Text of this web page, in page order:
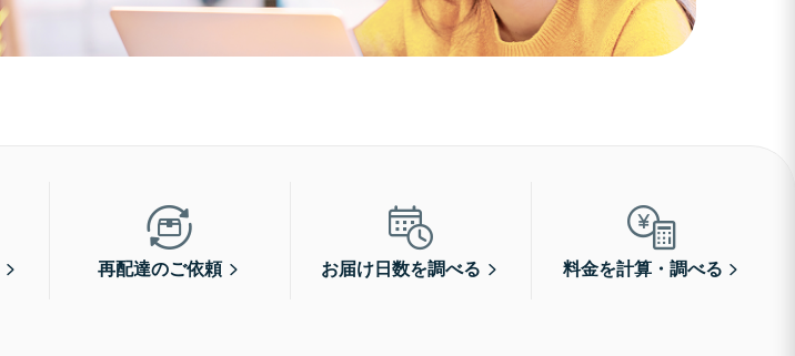
再配達のご依頼 お届け日数を調べる 料金を計算・調べる